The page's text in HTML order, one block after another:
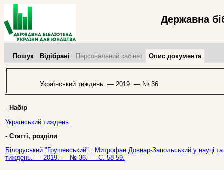
Державна
Пошук Відібрані Персональний кабінет Опис документа
Український тиждень. — 2019. — № 36.
- Набір
Український тиждень.
- Статті, розділи
Білоруський "Грушевський" : Митрофан Довнар-Запольський у науці
тиждень. — 2019. — № 36. — С. 58-59.